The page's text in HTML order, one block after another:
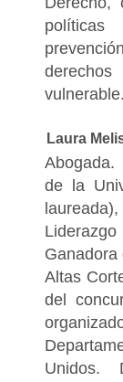
vulnerable.
Laura
de la
Ganadora
Altas
del
Unidos.